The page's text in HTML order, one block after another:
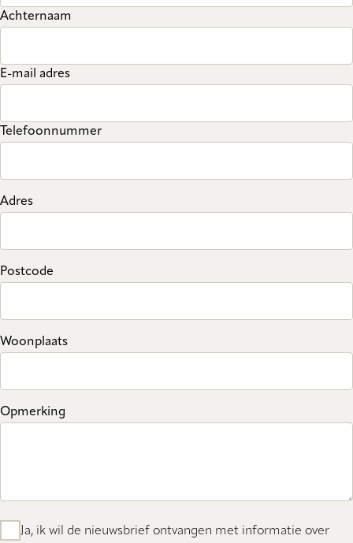
Achternaam
E-mail adres
Telefoonnummer
Adres
Postcode
Woonplaats
Opmerking
Ja, ik wil de nieuwsbrief ontvangen met informatie over